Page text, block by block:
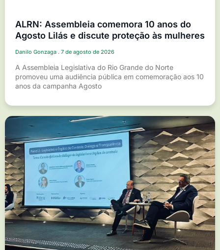
ALRN: Assembleia comemora 10 anos do
Agosto Lilás e discute proteção às mulheres
Danilo Gonzaga 7 de agosto de 2026
A Assembleia Legislativa do Rio Grande do Norte
promoveu uma audiência pública em comemoração aos 10
anos da campanha Agosto